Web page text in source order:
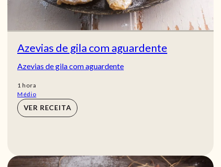
Azevias de gila com aguardente
Azevias de gila com aguardente
1 hora
hora
Médio
VER RECEITA